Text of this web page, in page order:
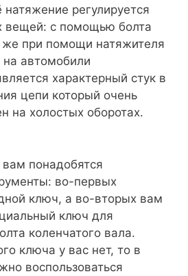
регулируется
вещей: с помощью болта
же при помощи натяжителя
на автомобили
характерный стук в
цепи который очень
на холостых оборотах.
понадобятся
во-первых
ключ, а во-вторых вам
ключ для
коленчатого вала.
ключа у вас нет, то в
воспользоваться